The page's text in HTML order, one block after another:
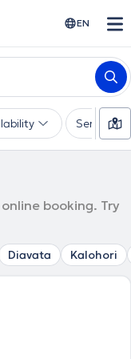
EN
Services
booking. Try
Diavata Kalohori